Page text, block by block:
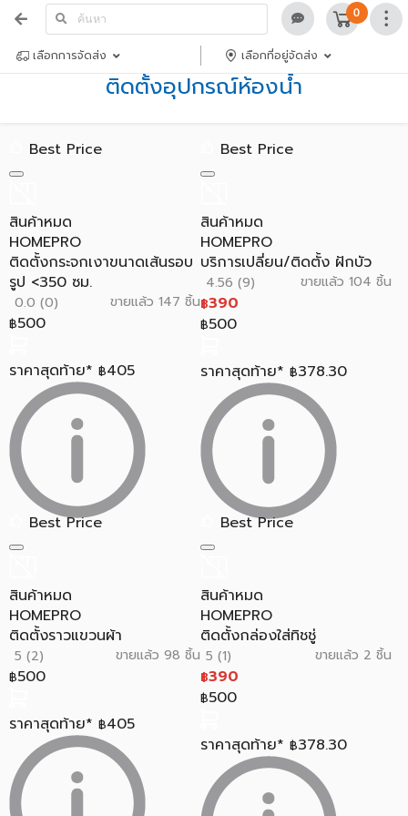
0
เลือกการจัดส่ง เลือกที่อยู่จัดส่ง
ติดตั้งอุปกรณ์ห้องน้ำ
Best Price
สินค้าหมด
HOMEPRO
ติดตั้งกระจกเงาขนาดเส้นรอบ
รูป <350 ซม.
0.0 (0) ขายแล้ว 147 ชิ้น
฿500
ราคาสุดท้าย* ฿405
Best Price
สินค้าหมด
HOMEPRO
บริการเปลี่ยน/ติดตั้ง ฝักบัว
4.56 (9) ขายแล้ว 104 ชิ้น
฿390
฿500
ราคาสุดท้าย* ฿378.30
Best Price
สินค้าหมด
HOMEPRO
ติดตั้งราวแขวนผ้า
5 (2) ขายแล้ว 98 ชิ้น
฿500
ราคาสุดท้าย* ฿405
Best Price
สินค้าหมด
HOMEPRO
ติดตั้งกล่องใส่ทิชชู่
5 (1) ขายแล้ว 2 ชิ้น
฿390
฿500
ราคาสุดท้าย* ฿378.30